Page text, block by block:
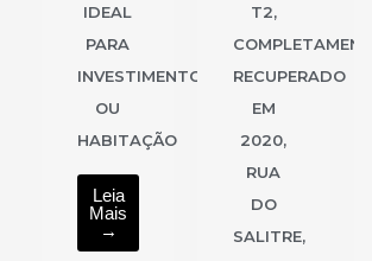
IDEAL
PARA
INVESTIMENTO
OU
HABITAÇÃO
Leia
Mais
→
T2,
RECUPERADO
EM
2020,
RUA
DO
SALITRE,